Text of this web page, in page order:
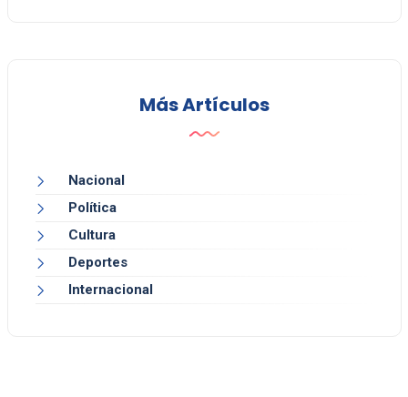
Más Artículos
Nacional
Política
Cultura
Deportes
Internacional